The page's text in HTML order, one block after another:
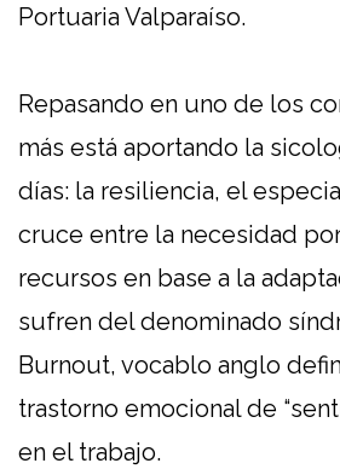
Portuaria Valparaíso.
Repasando en uno de los
más está aportando la
días: la resiliencia, el
cruce entre la necesidad
recursos en base a la
sufren del denominado
Burnout, vocablo anglo
trastorno emocional de
en el trabajo.